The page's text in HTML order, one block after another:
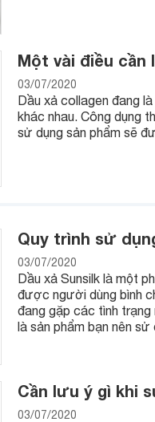
Một vài điều cần
03/07/2020
Dầu xả collagen đang
khác nhau. Công dụng
sử dụng sản phẩm sẽ
Quy trình sử
03/07/2020
Dầu xả Sunsilk là một
được người dùng bình
đang gặp các tình trạng
là sản phẩm bạn nên sử
Cần lưu ý gì khi
03/07/2020